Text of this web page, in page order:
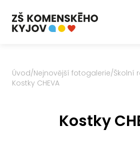
Úvod/Nejnovější fotogalerie/Školní
Kostky CHEVA
Kostky